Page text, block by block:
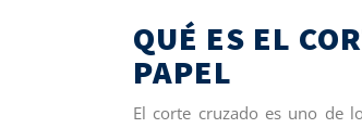
QUÉ ES EL
PAPEL
El corte cruzado es uno de